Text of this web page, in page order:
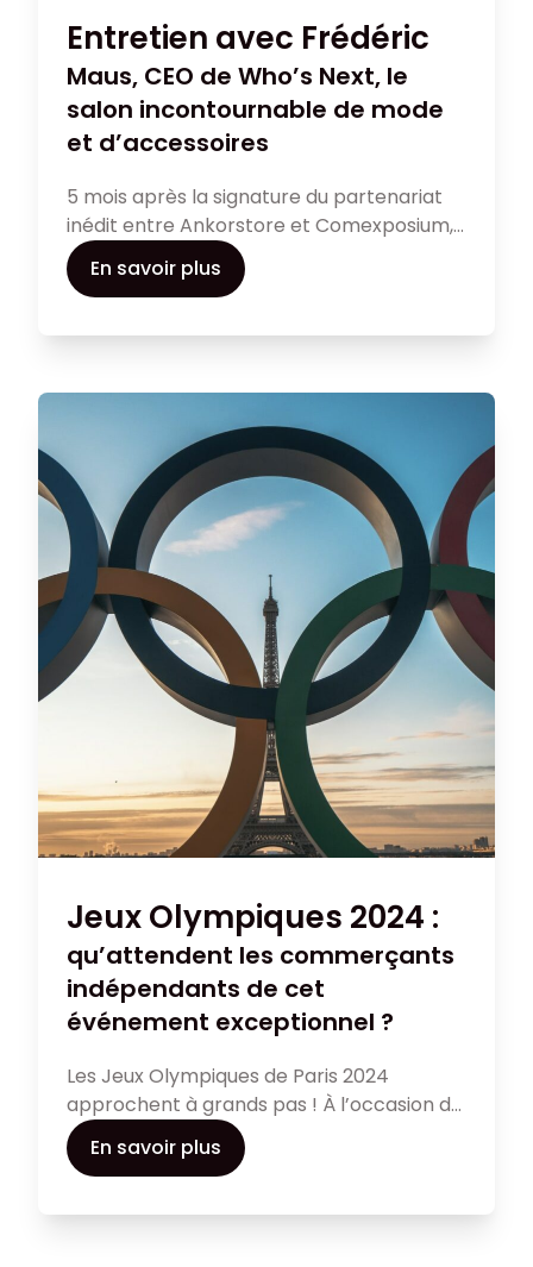
Entretien avec Frédéric
Maus, CEO de Who’s Next, le
salon incontournable de mode
et d’accessoires
5 mois après la signature du partenariat
inédit entre Ankorstore et Comexposium,
le leader des rencontres professionnelles,
et à quelques jours du lancement de
Next, découvrez notre entretien avec son
En savoir plus
Jeux Olympiques 2024 :
qu’attendent les commerçants
indépendants de cet
événement exceptionnel ?
Les Jeux Olympiques de Paris 2024
approchent à grands pas ! À l’occasion de
notre Observatoire du Commerce
indépendant annuel, nous avons demandé
à un échantillon de consommateurs
En savoir plus